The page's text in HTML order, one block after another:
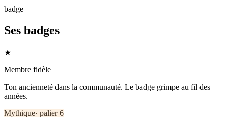
badge
Ses badges
★
Membre fidèle
Ton ancienneté dans la communauté. Le badge grimpe au fil des
années.
Mythique· palier6